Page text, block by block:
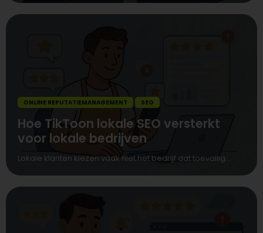
ONLINE REPUTATIEMANAGEMENT SEO
Hoe TikToon lokale SEO versterkt
voor lokale bedrijven
Lokale klanten kiezen vaak niet het bedrijf dat toevallig...